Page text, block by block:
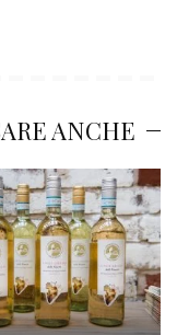
ANCHE